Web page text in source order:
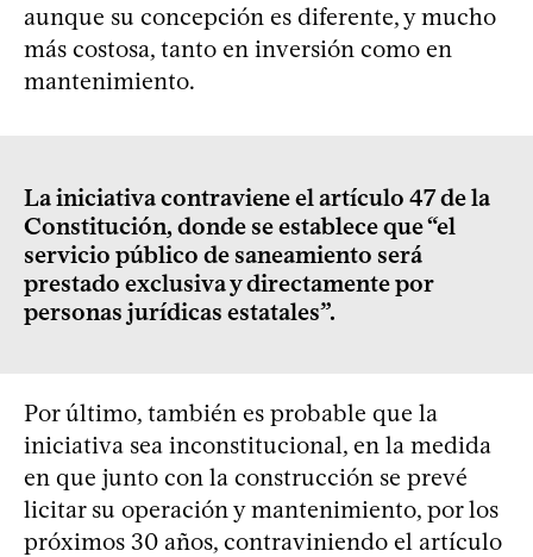
aunque su concepción es diferente, y mucho
más costosa, tanto en inversión como en
mantenimiento.
La iniciativa contraviene el artículo 47 de la
Constitución, donde se establece que “el
servicio público de saneamiento será
prestado exclusiva y directamente por
personas jurídicas estatales”.
Por último, también es probable que la
iniciativa sea inconstitucional, en la medida
en que junto con la construcción se prevé
licitar su operación y mantenimiento, por los
próximos 30 años, contraviniendo el artículo